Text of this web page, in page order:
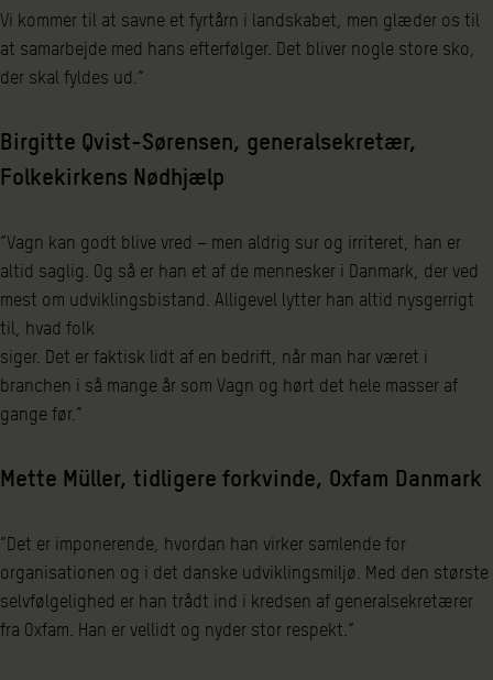
Vi kommer til at savne et fyrtårn i landskabet, men glæder os til
at samarbejde med hans efterfølger. Det bliver nogle store sko,
der skal fyldes ud.”
Birgitte Qvist-Sørensen, generalsekretær,
Folkekirkens Nødhjælp
”Vagn kan godt blive vred – men aldrig sur og irriteret, han er
altid saglig. Og så er han et af de mennesker i Danmark, der ved
mest om udviklingsbistand. Alligevel lytter han altid nysgerrigt
til, hvad folk
siger. Det er faktisk lidt af en bedrift, når man har været i
branchen i så mange år som Vagn og hørt det hele masser af
gange før.”
Mette Müller, tidligere forkvinde, Oxfam Danmark
”Det er imponerende, hvordan han virker samlende for
organisationen og i det danske udviklingsmiljø. Med den største
selvfølgelighed er han trådt ind i kredsen af generalsekretærer
fra Oxfam. Han er vellidt og nyder stor respekt.”